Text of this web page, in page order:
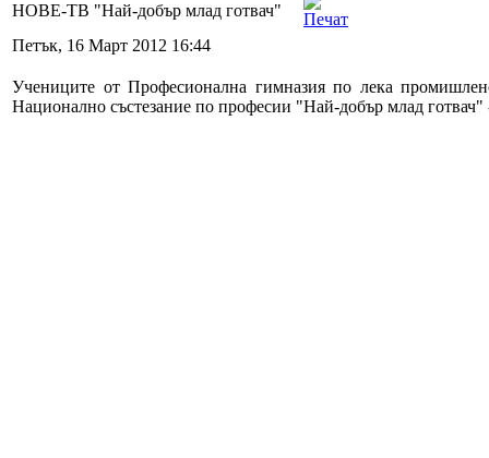
НОВЕ-ТВ "Най-добър млад готвач"
Петък, 16 Март 2012 16:44
Учениците от Професионална гимназия по лека
Национално състезание по професии "Най-добър млад